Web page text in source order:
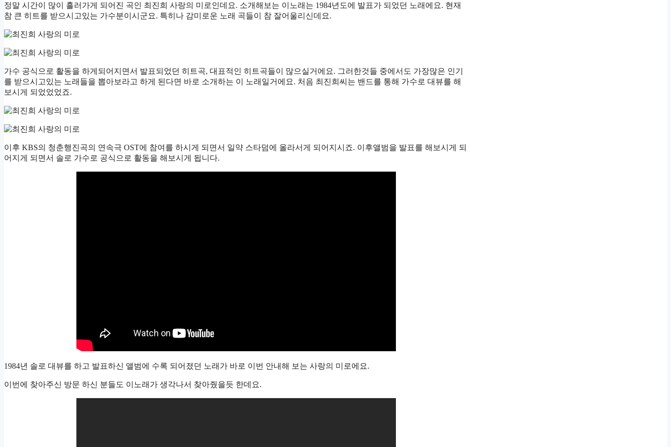
정말 시간이 많이 흘러가게 되어진 곡인 최진희 사랑의 미로인데요. 소개해보는 이노래는 1984년도에 발표가 되었던 노래에요. 현재
참 큰 히트를 받으시고있는 가수분이시군요. 특히나 감미로운 노래 곡들이 참 잘어울리신데요.
가수 공식으로 활동을 하게되어지면서 발표되었던 히트곡, 대표적인 히트곡들이 많으실거에요. 그러한것들 중에서도 가장많은 인기
를 받으시고있는 노래들을 뽑아보라고 하게 된다면 바로 소개하는 이 노래일거에요. 처음 최진희씨는 밴드를 통해 가수로 대뷰를 해
보시게 되었었었죠.
이후 KBS의 청춘행진곡의 연속극 OST에 참여를 하시게 되면서 일약 스타덤에 올라서게 되어지시죠. 이후앨범을 발표를 해보시게 되
어지게 되면서 솔로 가수로 공식으로 활동을 해보시게 됩니다.
1984년 솔로 대뷰를 하고 발표하신 앨범에 수록 되어졌던 노래가 바로 이번 안내해 보는 사랑의 미로에요.
이번에 찾아주신 방문 하신 분들도 이노래가 생각나서 찾아줬을듯 한데요.